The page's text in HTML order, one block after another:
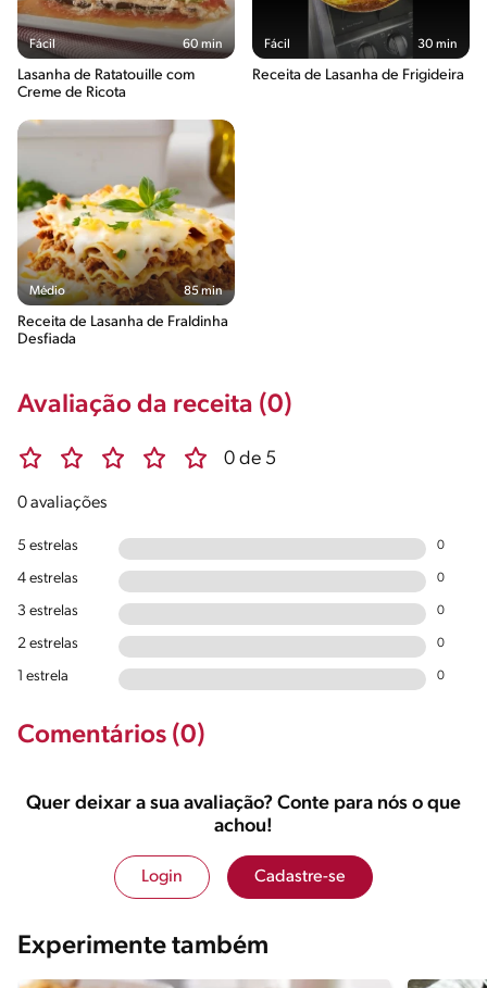
Fácil 60 min
Lasanha de Ratatouille com
Creme de Ricota
Fácil 30 min
Receita de Lasanha de Frigideira
Médio 85 min
Receita de Lasanha de Fraldinha
Desfiada
Avaliação da receita (0)
0 de 5
0 avaliações
5 estrelas 0
4 estrelas 0
3 estrelas 0
2 estrelas 0
1 estrela 0
Comentários (0)
Quer deixar a sua avaliação? Conte para nós o que
achou!
Login Cadastre-se
Experimente também